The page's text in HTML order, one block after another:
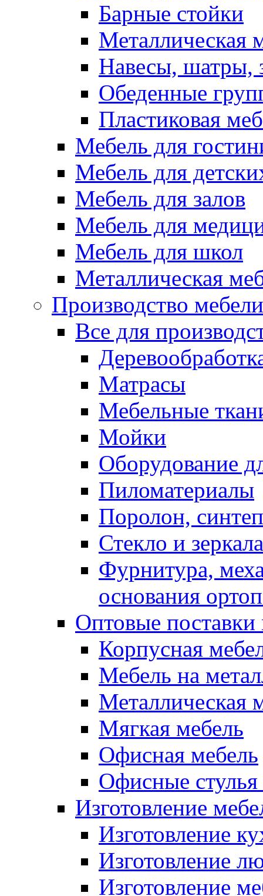
Барные стойки
Металлическая
Навесы, шатры,
Обеденные
Пластиковая
Мебель для
Мебель для
Мебель для залов
Мебель для
Мебель для школ
Металлическая
Производство мебели
Все для
Матрасы
Мебельные
Мойки
Оборудование
Пиломатериалы
Поролон,
Стекло и зеркала
Фурнитура,
основания
Оптовые поставки
Корпусная
Мебель на
Металлическая
Мягкая мебель
Офисная мебель
Офисные стулья
Изготовление
Изготовление
Изготовление
Изготовление